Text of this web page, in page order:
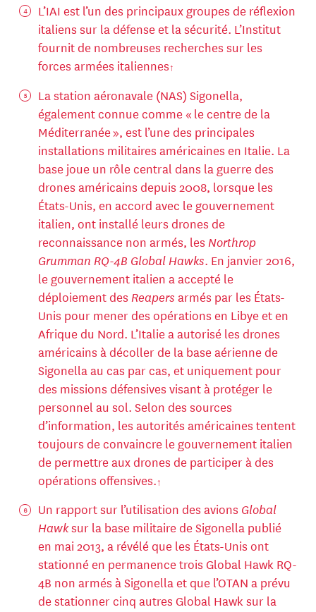
L’IAI est l’un des principaux groupes de réflexion
italiens sur la défense et la sécurité. L’Institut
fournit de nombreuses recherches sur les
forces armées italiennes
La station aéronavale (NAS) Sigonella,
également connue comme « le centre de la
Méditerranée », est l’une des principales
installations militaires américaines en Italie. La
base joue un rôle central dans la guerre des
drones américains depuis 2008, lorsque les
États-Unis, en accord avec le gouvernement
italien, ont installé leurs drones de
reconnaissance non armés, les Northrop
Grumman RQ-4B Global Hawks. En janvier 2016,
le gouvernement italien a accepté le
déploiement des Reapers armés par les États-
Unis pour mener des opérations en Libye et en
Afrique du Nord. L’Italie a autorisé les drones
américains à décoller de la base aérienne de
Sigonella au cas par cas, et uniquement pour
des missions défensives visant à protéger le
personnel au sol. Selon des sources
d’information, les autorités américaines tentent
toujours de convaincre le gouvernement italien
de permettre aux drones de participer à des
opérations offensives.
Un rapport sur l’utilisation des avions Global
Hawksur la base militaire de Sigonella publié
en mai 2013, a révélé que les États-Unis ont
stationné en permanence trois Global Hawk RQ-
4B non armés à Sigonella et que l’OTAN a prévu
de stationner cinq autres Global Hawk sur la